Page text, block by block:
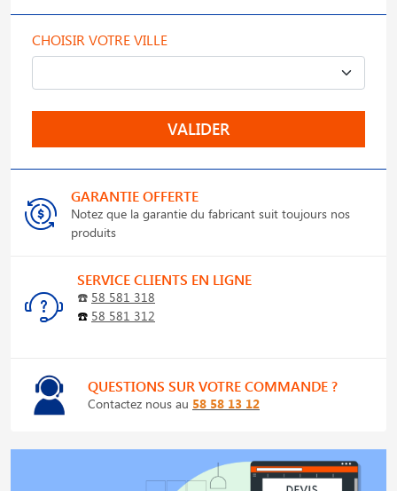
CHOISIR VOTRE VILLE
VALIDER
GARANTIE OFFERTE
Notez que la garantie du fabricant suit toujours nos
produits
SERVICE CLIENTS EN LIGNE
☎️ 58 581 318
☎️ 58 581 312
QUESTIONS SUR VOTRE COMMANDE ?
Contactez nous au 58 58 13 12